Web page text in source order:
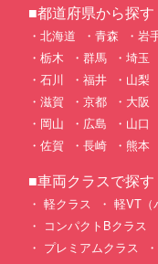
■都道府県から探す
北海道 青森 岩
栃木
群馬 埼玉
石川
福井 山梨
滋賀
京都 大阪
岡山
広島 山口
佐賀
長崎 熊本
■車両クラスで探
軽クラス 軽VT（
コンパクトBクラス
プレミアムクラス